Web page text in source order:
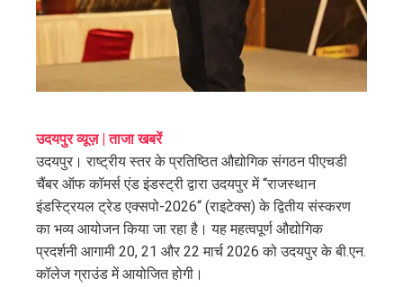
उदयपुर व्यूज़ | ताजा खबरें
उदयपुर। राष्ट्रीय स्तर के प्रतिष्ठित औद्योगिक संगठन पीएचडी
चैंबर ऑफ कॉमर्स एंड इंडस्ट्री द्वारा उदयपुर में “राजस्थान
इंडस्ट्रियल ट्रेड एक्सपो-2026“ (राइटेक्स) के द्वितीय संस्करण
का भव्य आयोजन किया जा रहा है। यह महत्वपूर्ण औद्योगिक
प्रदर्शनी आगामी 20, 21 और 22 मार्च 2026 को उदयपुर के बी.एन.
कॉलेज ग्राउंड में आयोजित होगी।